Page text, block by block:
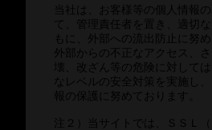
当社は、お客様等の個人情報の
て、管理責任者を置き、適切
もに、外部への流出防止に努
外部からの不正なアクセス、
壊、改ざん等の危険に対して
なレベルの安全対策を実施し、
報の保護に努めております。
注２）当サイトでは、ＳＳＬ